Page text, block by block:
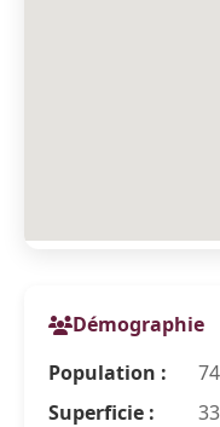
Démographie
Population :
Superficie :